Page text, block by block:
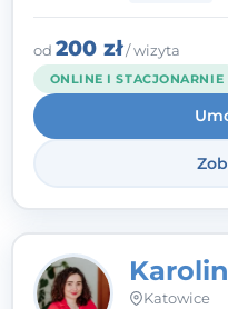
natłoku
wypalenia
chcą lepiej
od 200 zł/ wizyta
ONLINE I STACJONARNIE
Katowice